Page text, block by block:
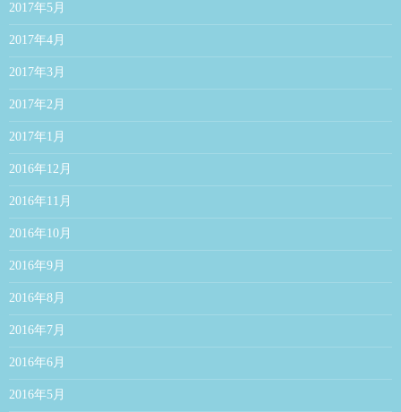
2017年5月
2017年4月
2017年3月
2017年2月
2017年1月
2016年12月
2016年11月
2016年10月
2016年9月
2016年8月
2016年7月
2016年6月
2016年5月